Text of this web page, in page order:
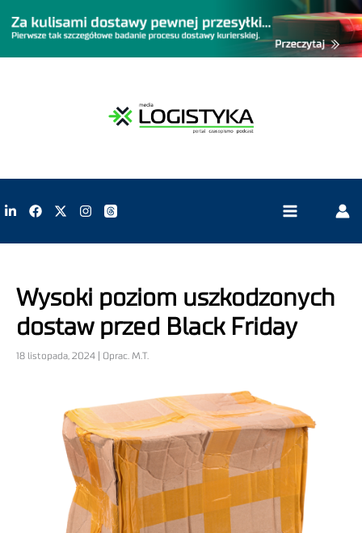
Wysoki poziom uszkodzonych
dostaw przed Black Friday
18 listopada, 2024 | Oprac. M.T.